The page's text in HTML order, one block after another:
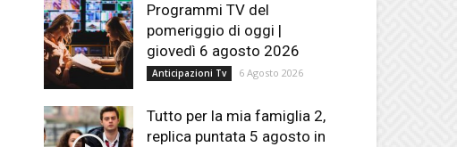
Programmi TV del
pomeriggio di oggi |
giovedì 6 agosto 2026
Anticipazioni Tv 6 Agosto 2026
Tutto per la mia famiglia 2,
replica puntata 5 agosto in